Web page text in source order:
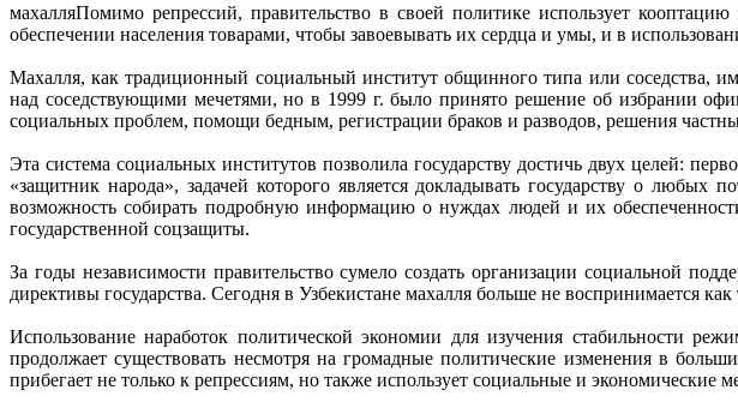
махалляПомимо репрессий, правительство в своей политике использует
обеспечении населения товарами, чтобы завоевывать их сердца и умы, и в
Махалля, как традиционный социальный институт общинного типа или соседства,
над соседствующими мечетями, но в 1999 г. было принято решение об избрании
социальных проблем, помощи бедным, регистрации браков и разводов, решения
Эта система социальных институтов позволила государству достичь двух целей:
«защитник народа», задачей которого является докладывать государству о
возможность собирать подробную информацию о нуждах людей и их
государственной соцзащиты.
За годы независимости правительство сумело создать организации социальной
директивы государства. Сегодня в Узбекистане махалля больше не воспринимается
Использование наработок политической экономии для изучения стабильности
продолжает существовать несмотря на громадные политические изменения в
прибегает не только к репрессиям, но также использует социальные и экономические